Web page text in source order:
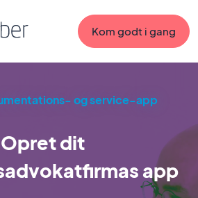
Kom godt i gang
og service-app
Opret dit
app